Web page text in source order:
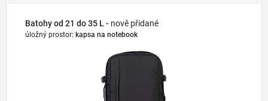
Batohy od 21 do 35 L - nově přidané
úložný prostor: kapsa na notebook